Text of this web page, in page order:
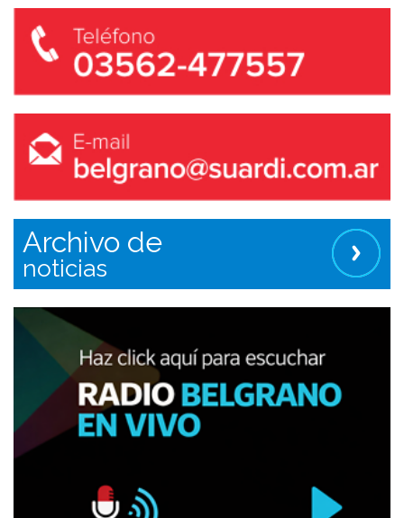
Archivo de
noticias